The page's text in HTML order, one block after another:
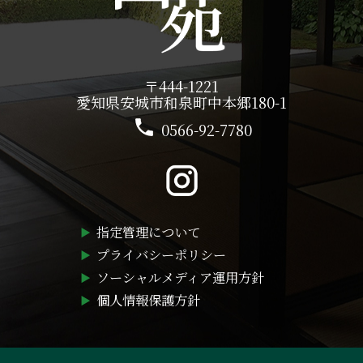
〒444-1221
愛知県安城市和泉町中本郷180-1
0566-92-7780
指定管理について
プライバシーポリシー
ソーシャルメディア運用方針
個人情報保護方針